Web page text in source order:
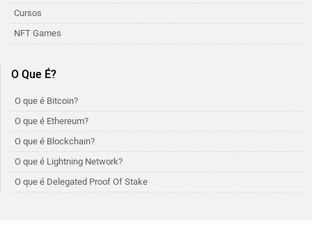
Cursos
NFT Games
O Que É?
O que é Bitcoin?
O que é Ethereum?
O que é Blockchain?
O que é Lightning Network?
O que é Delegated Proof Of Stake